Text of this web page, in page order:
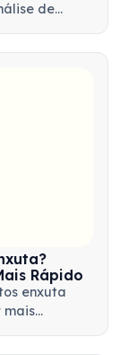
de
Rápido
enxuta
mais